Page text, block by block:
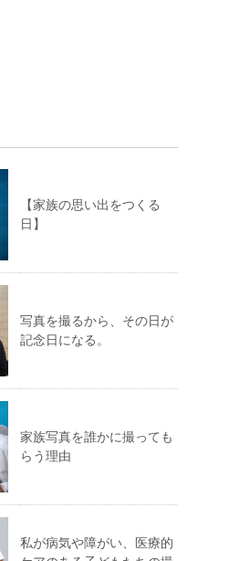
【家族の思い出をつくる
日】
写真を撮るから、その日が
記念日になる。
家族写真を誰かに撮っても
らう理由
私が病気や障がい、医療的